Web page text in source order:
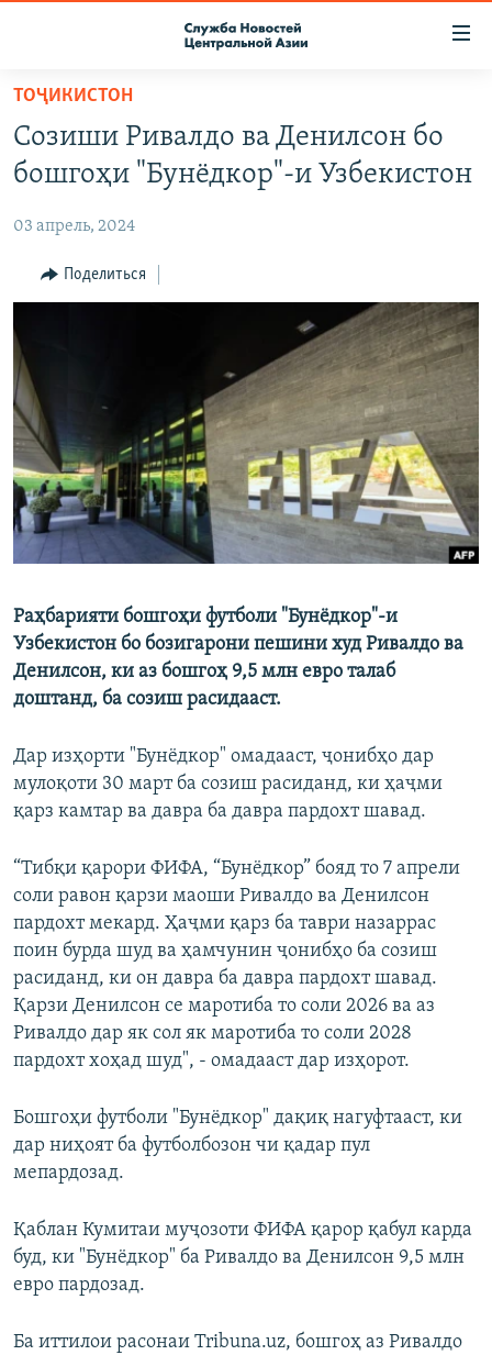
Вернуться
основному
содержанию
навигации
Вернутся
поиску
ПОДПИСКА
RFE/RL ДИРЕКТ
НАСТОЯЩЕЕ ВРЕМЯ
ТОҶИКИСТОН
Созиши Ривалдо ва Денилсон бо
бошгоҳи "Бунёдкор"-и Узбекистон
03 апрель, 2024
Поделиться
Раҳбарияти бошгоҳи футболи "Бунёдкор"-и
Узбекистон бо бозигарони пешини худ Ривалдо ва
Денилсон, ки аз бошгоҳ 9,5 млн евро талаб
доштанд, ба созиш расидааст.
Дар изҳорти "Бунёдкор" омадааст, ҷонибҳо дар
мулоқоти 30 март ба созиш расиданд, ки ҳаҷми
қарз камтар ва давра ба давра пардохт шавад.
“Тибқи қарори ФИФА, “Бунёдкор” бояд то 7 апрели
соли равон қарзи маоши Ривалдо ва Денилсон
пардохт мекард. Ҳаҷми қарз ба таври назаррас
поин бурда шуд ва ҳамчунин ҷонибҳо ба созиш
расиданд, ки он давра ба давра пардохт шавад.
Қарзи Денилсон се маротиба то соли 2026 ва аз
Ривалдо дар як сол як маротиба то соли 2028
пардохт хоҳад шуд", - омадааст дар изҳорот.
Бошгоҳи футболи "Бунёдкор" дақиқ нагуфтааст, ки
дар ниҳоят ба футболбозон чи қадар пул
мепардозад.
Қаблан Кумитаи муҷозоти ФИФА қарор қабул карда
буд, ки "Бунёдкор" ба Ривалдо ва Денилсон 9,5 млн
евро пардозад.
Ба иттилои расонаи Tribuna.uz, бошгоҳ аз Ривалдо